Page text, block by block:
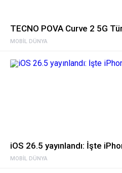
MOBIL DÜNYA
TECNO POVA Curve 2 5G
MOBIL DÜNYA
iOS 26.5 yayınlandı: İşte